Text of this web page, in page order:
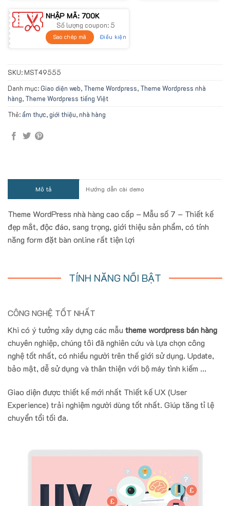
NHẬP MÃ: 700K
Số lượng coupon: 5
Sao chép mã Điều kiện
SKU: MST49555
Danh mục:Giao diện web, Theme Wordpress, Theme Wordpress nhà
hàng, Theme Wordpress tiếng Việt
Thẻ:ẩm thực,giới thiệu,nhà hàng
Mô tả Hướng dẫn cài demo
Theme WordPress nhà hàng cao cấp – Mẫu số 7 – Thiết kế
đẹp mắt, độc đáo, sang trọng, giới thiệu sản phẩm, có tính
năng form đặt bàn online rất tiện lợi
TÍNH NĂNG NỔI BẬT
CÔNG NGHỆ TỐT NHẤT
Khi có ý tưởng xây dựng các mẫu theme wordpress bán hàng
chuyên nghiệp, chúng tôi đã nghiên cứu và lựa chọn công
nghệ tốt nhất, có nhiều người trên thế giới sử dụng. Update,
bảo mật, dễ sử dụng và thân thiện với bộ máy tình kiếm ...
Giao diện được thiết kế mới nhất Thiết kế UX (User
Experience) trải nghiệm người dùng tốt nhất. Giúp tăng tỉ lệ
chuyển tổi tối đa.